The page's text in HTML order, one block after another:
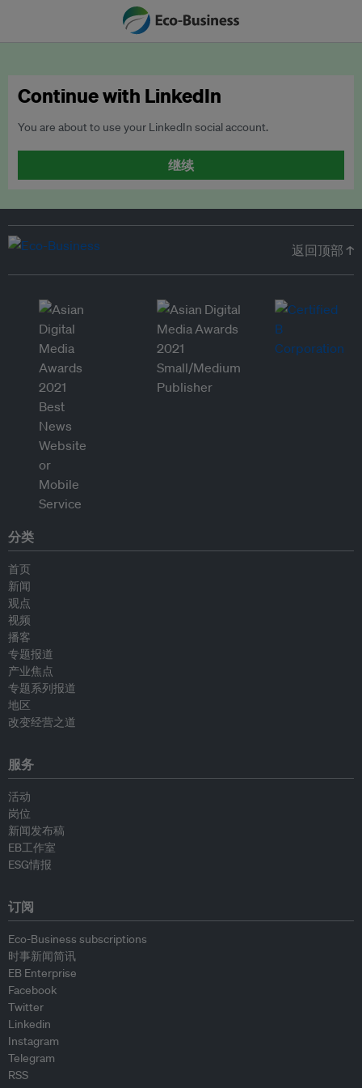
Continue with LinkedIn
You are about to use your LinkedIn social account.
继续
返回顶部 ↑
分类
首页
新闻
观点
视频
播客
专题报道
产业焦点
专题系列报道
地区
改变经营之道
服务
活动
岗位
新闻发布稿
EB工作室
ESG情报
订阅
Eco-Business subscriptions
时事新闻简讯
EB Enterprise
Facebook
Twitter
Linkedin
Instagram
Telegram
RSS